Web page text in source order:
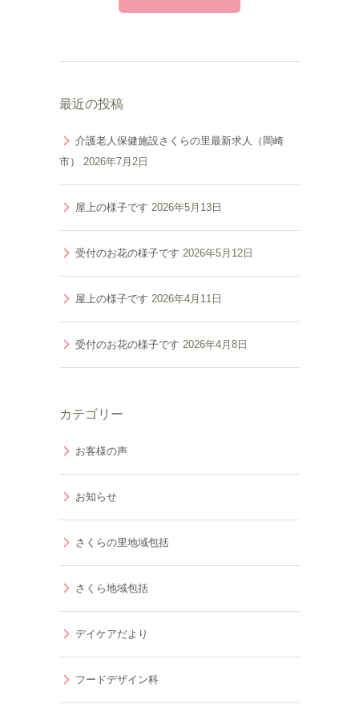
最近の投稿
介護老人保健施設さくらの里最新求人（岡崎
市）
2026年7月2日
屋上の様子です 2026年5月13日
受付のお花の様子です 2026年5月12日
屋上の様子です 2026年4月11日
受付のお花の様子です 2026年4月8日
カテゴリー
お客様の声
お知らせ
さくらの里地域包括
さくら地域包括
デイケアだより
フードデザイン科